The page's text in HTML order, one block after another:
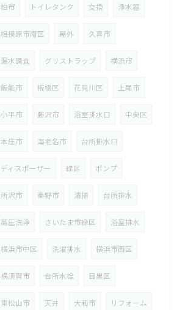
柏市 トイレタンク 交換 浄水器
相模原市南区 屋外 久喜市
漏水調査 グリストラップ 横浜市
飯能市 板橋区 花見川区 上尾市
小平市 藤沢市 浴室排水口 中央区
本庄市 海老名市 台所排水口
ディスポーザー 緑区 ポンプ
所沢市 秦野市 清掃 台所排水
高圧洗浄 さいたま市緑区 浴室排水
横浜市中区 洗濯排水 横浜市西区
横須賀市 台所水栓 目黒区
東松山市 天井 大和市 リフォーム